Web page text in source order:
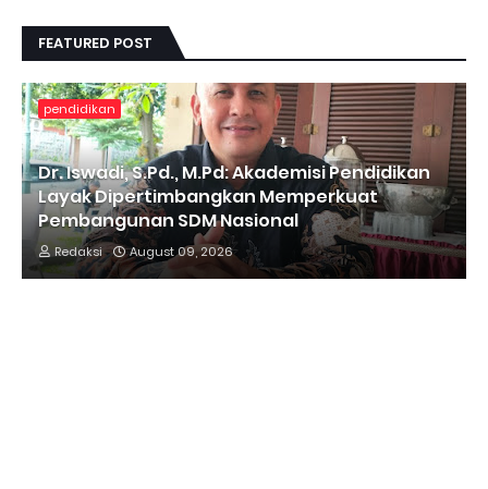
FEATURED POST
pendidikan
Dr. Iswadi, S.Pd., M.Pd: Akademisi Pendidikan
Layak Dipertimbangkan Memperkuat
Pembangunan SDM Nasional
Redaksi August 09, 2026